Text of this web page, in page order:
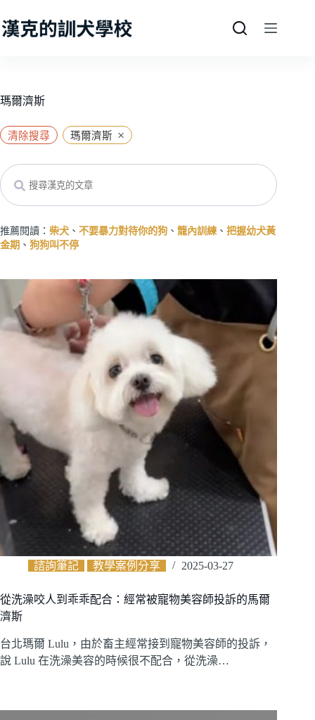
至
容
瑪爾濟斯
清除搜尋 瑪爾濟斯 ×
Search
推薦閱讀： 柴犬 、 不要暴力對待你的狗 、 籠內訓練 、 把握幼犬黃
金期 、 狗狗叫不停
諮詢筆記 教學案例分享 2025-03-27
從洗澡咬人到乖乖配合：經常被寵物美容師投訴的馬爾
濟斯
台北瑪爾 Lulu，由於畜主經常接到寵物美容師的投訴，
說 Lulu 在洗澡美容的時候很不配合，從洗澡…